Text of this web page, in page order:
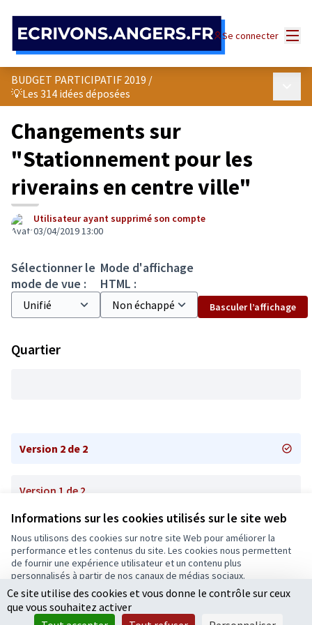
Informations sur les cookies utilisés sur le site web
Nous utilisons des cookies sur notre site Web pour améliorer la
performance et les contenus du site. Les cookies nous permettent
de fournir une expérience utilisateur et un contenu plus
personnalisés à partir de nos canaux de médias sociaux.
Tout accepter
Accepter seulement les cookies essentiels
Se connecter
BUDGET PARTICIPATIF 2019 /
💡Les 314 idées déposées
Changements sur
"Stationnement pour les
riverains en centre ville"
Utilisateur ayant supprimé son compte
03/04/2019 13:00
Sélectionner le
mode de vue :
Mode d'affichage
HTML :
Basculer l’affichage
Quartier
Version 2 de 2
Version 1 de 2
Conditions d'utilisation
Paramètres des cookies
Ecrivons Angers sur X
(Lien externe)
Ecrivons Angers sur Facebook
(Lien externe)
Ce site utilise des cookies et vous donne le contrôle sur ceux
que vous souhaitez activer